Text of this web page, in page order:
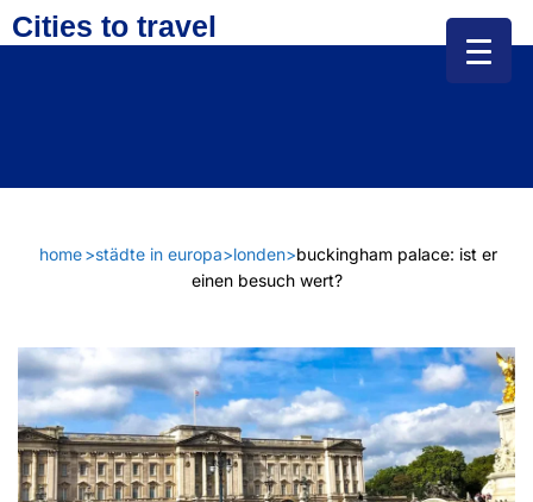
Cities to travel
home >städte in europa>londen>buckingham palace: ist er
einen besuch wert?